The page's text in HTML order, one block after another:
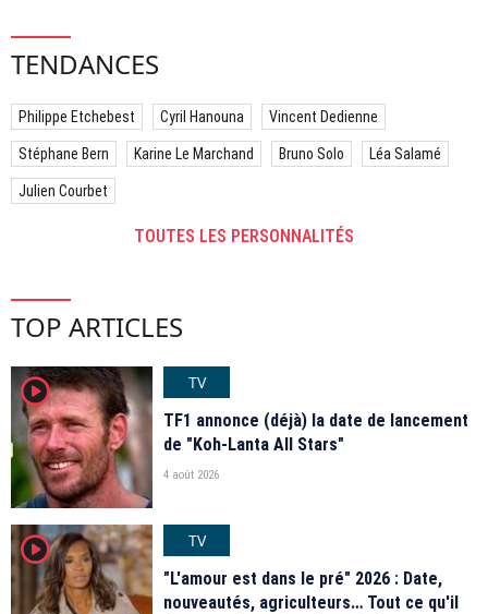
TENDANCES
Philippe Etchebest Cyril Hanouna Vincent Dedienne
Stéphane Bern Karine Le Marchand Bruno Solo Léa Salamé
Julien Courbet
TOUTES LES PERSONNALITÉS
TOP ARTICLES
player2
TV
TF1 annonce (déjà) la date de lancement
de "Koh-Lanta All Stars"
4 août 2026
player2
TV
"L'amour est dans le pré" 2026 : Date,
nouveautés, agriculteurs… Tout ce qu'il